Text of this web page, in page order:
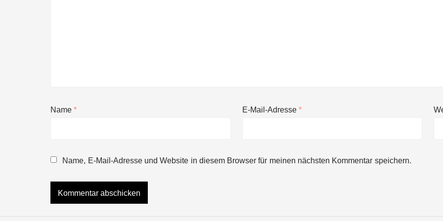
Name* E-Mail-Adresse *
Name, E-Mail-Adresse und Website in diesem Browser für meinen nächsten Kommentar speichern.